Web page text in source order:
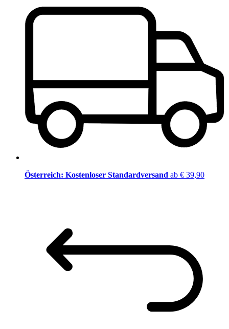
Österreich: Kostenloser Standardversand ab € 39,90